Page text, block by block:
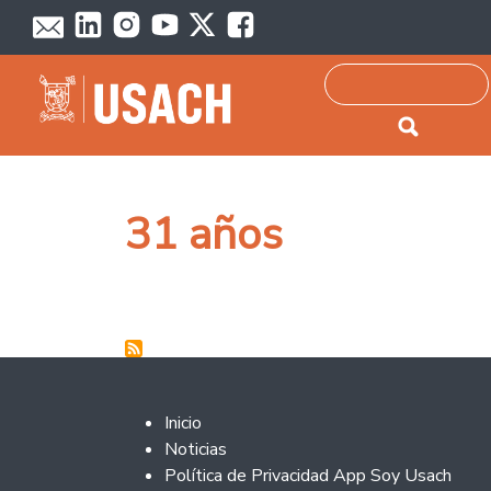
Passar para o conteúdo principal
Pesquisar
31 años
Footer 2
Inicio
Noticias
Política de Privacidad App Soy Usach